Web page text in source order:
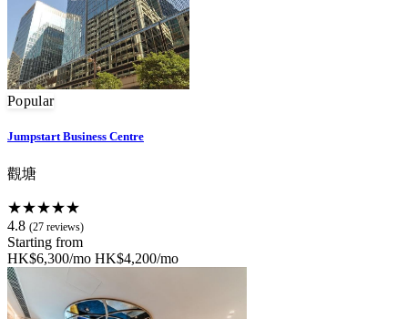
Popular
Jumpstart Business Centre
觀塘
★★★★★
4.8 (27 reviews)
Starting from
HK$6,300/mo HK$4,200/mo